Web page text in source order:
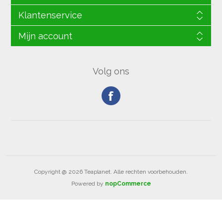
Klantenservice
Mijn account
Volg ons
Copyright @ 2026 Teaplanet. Alle rechten voorbehouden.
Powered by nopCommerce